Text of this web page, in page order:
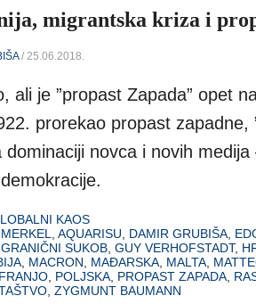
migrantska kriza i
/ 25.06.2018.
ali je ”propast Zapada” opet
prorekao propast zapadne,
dominaciji novca i novih
KAOS
AQUARISU DAMIR GRUBIŠA
GRANIČNI SUKOB GUY VERHOFSTADT,
MACRON MAĐARSKA MALTA
POLJSKA PROPAST ZAPADA
ZYGMUNT BAUMANN